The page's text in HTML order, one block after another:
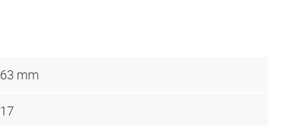
63 mm
17